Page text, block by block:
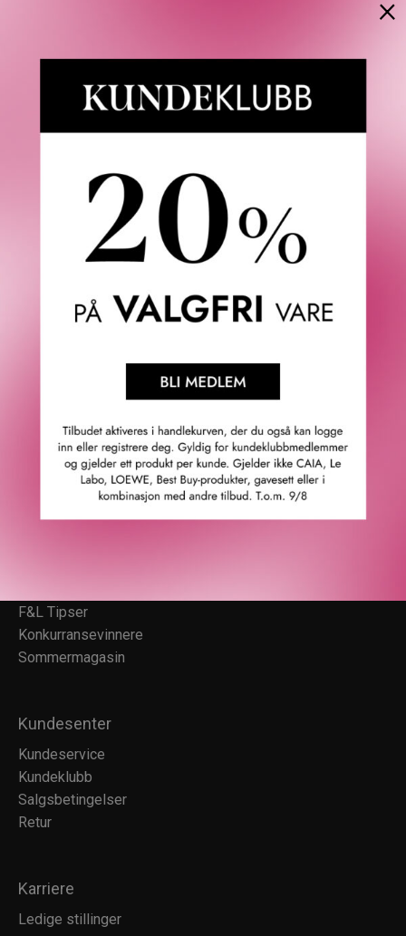
Verifisert kunde
Fredrik & Louisa
Om Fredrik & Louisa
Autorisert forhandler
Redegjørelse åpenhetsloven
F&L Tipser
Konkurransevinnere
Sommermagasin
Kundesenter
Kundeservice
Kundeklubb
Salgsbetingelser
Retur
Karriere
Ledige stillinger
×